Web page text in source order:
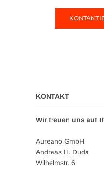
KONTAKT
Wir freuen uns auf
Aureano GmbH
Andreas H. Duda
Wilhelmstr. 6